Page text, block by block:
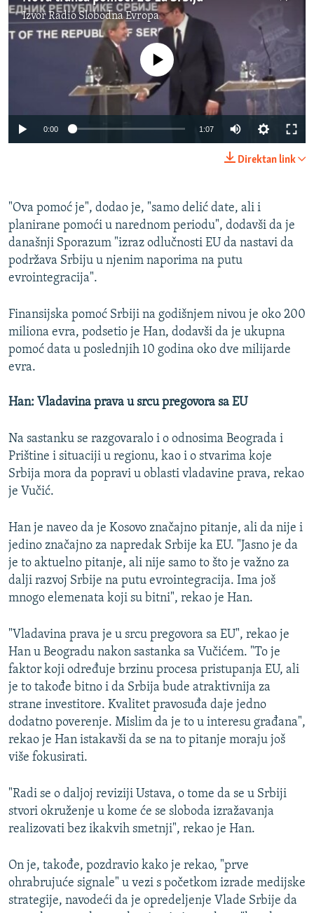
IzvorRadio Slobodna Evropa
No media source currently available
0:00 1:07
Direktan link
"Ova pomoć je", dodao je, "samo delić date, ali i
planirane pomoći u narednom periodu", dodavši da je
današnji Sporazum "izraz odlučnosti EU da nastavi da
podržava Srbiju u njenim naporima na putu
evrointegracija".
Finansijska pomoć Srbiji na godišnjem nivou je oko 200
miliona evra, podsetio je Han, dodavši da je ukupna
pomoć data u poslednjih 10 godina oko dve milijarde
evra.
Han: Vladavina prava u srcu pregovora sa EU
Na sastanku se razgovaralo i o odnosima Beograda i
Prištine i situaciji u regionu, kao i o stvarima koje
Srbija mora da popravi u oblasti vladavine prava, rekao
je Vučić.
Han je naveo da je Kosovo značajno pitanje, ali da nije i
jedino značajno za napredak Srbije ka EU. "Jasno je da
je to aktuelno pitanje, ali nije samo to što je važno za
dalji razvoj Srbije na putu evrointegracija. Ima još
mnogo elemenata koji su bitni", rekao je Han.
"Vladavina prava je u srcu pregovora sa EU", rekao je
Han u Beogradu nakon sastanka sa Vučićem. "To je
faktor koji određuje brzinu procesa pristupanja EU, ali
je to takođe bitno i da Srbija bude atraktivnija za
strane investitore. Kvalitet pravosuđa daje jedno
dodatno poverenje. Mislim da je to u interesu građana",
rekao je Han istakavši da se na to pitanje moraju još
više fokusirati.
"Radi se o daljoj reviziji Ustava, o tome da se u Srbiji
stvori okruženje u kome će se sloboda izražavanja
realizovati bez ikakvih smetnji", rekao je Han.
On je, takođe, pozdravio kako je rekao, "prve
ohrabrujuće signale" u vezi s početkom izrade medijske
strategije, navodeći da je opredeljenje Vlade Srbije da